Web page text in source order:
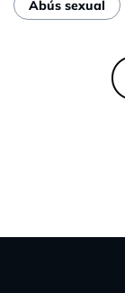
Abús sexual